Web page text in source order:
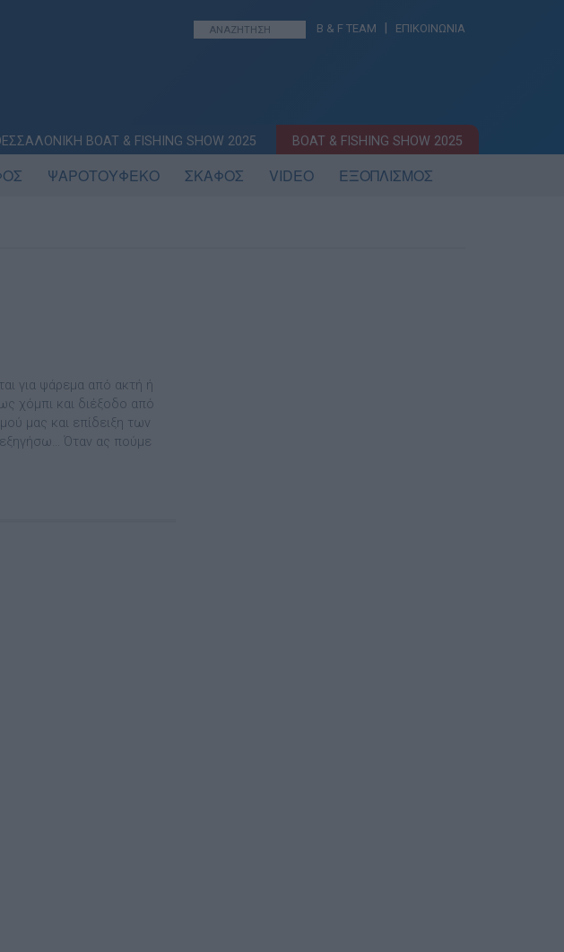
B & F TEAM ΕΠΙΚΟΙΝΩΝΙΑ
BOAT & FISHING SHOW 2025 BOAT & FISHING SHOW 2025
ΨΑΡΟΤΟΥΦΕΚΟ ΣΚΑΦΟΣ VIDEO ΕΞΟΠΛΙΣΜΟΣ
για ψάρεμα από ακτή ή
χόμπι και διέξοδο από
μας και επίδειξη των
Όταν ας πούμε